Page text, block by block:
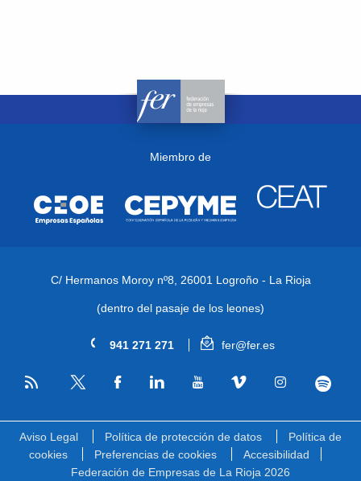
Miembro de
C/ Hermanos Moroy nº8, 26001 Logroño - La Rioja
(dentro del pasaje de los leones)
941 271 271 fer@fer.es
RSS
Aviso Legal Política de protección de datos
Política de
cookies
Preferencias de cookies
Accesibilidad
Federación de Empresas de La Rioja 2026